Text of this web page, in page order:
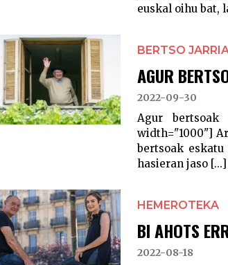
euskal oihu bat,
BERTSO
AGUR
2022-09-30
Agur bertsoak
width="1000"]
bertsoak
hasieran jaso [...]
HEMEROTEKA
BI AHOTS
2022-08-18